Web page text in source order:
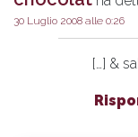
30 Luglio 2008 alle 0:26
[…] &